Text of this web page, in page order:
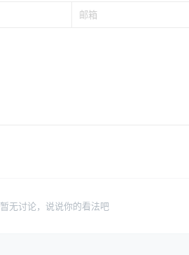
暂无讨论，说说你的看法吧